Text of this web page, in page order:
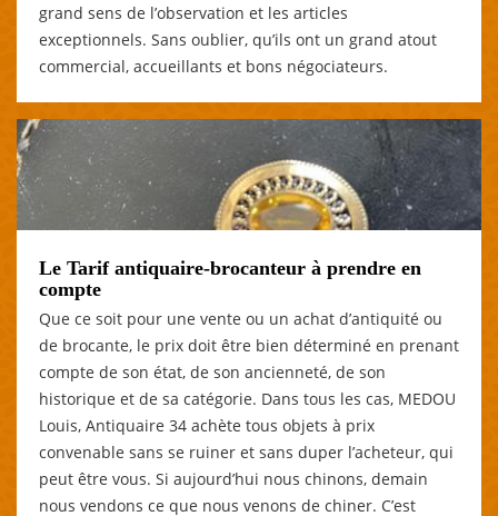
grand sens de l’observation et les articles
exceptionnels. Sans oublier, qu’ils ont un grand atout
commercial, accueillants et bons négociateurs.
Le Tarif antiquaire-brocanteur à prendre en
compte
Que ce soit pour une vente ou un achat d’antiquité ou
de brocante, le prix doit être bien déterminé en prenant
compte de son état, de son ancienneté, de son
historique et de sa catégorie. Dans tous les cas, MEDOU
Louis, Antiquaire 34 achète tous objets à prix
convenable sans se ruiner et sans duper l’acheteur, qui
peut être vous. Si aujourd’hui nous chinons, demain
nous vendons ce que nous venons de chiner. C’est